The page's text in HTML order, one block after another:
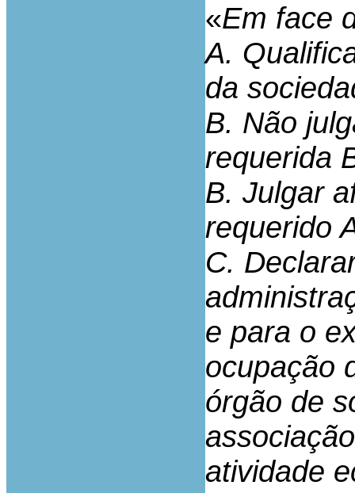
«Em face
A.
da
B. Não
requerida
B. Julgar
requerido
C.
e para o
ocupação
órgão de
atividade